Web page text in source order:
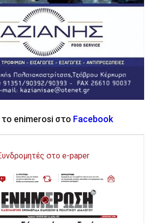
enimerosi στο Facebook
στο e-paper